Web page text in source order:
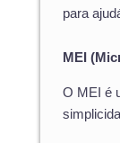
para
MEI
O MEI é